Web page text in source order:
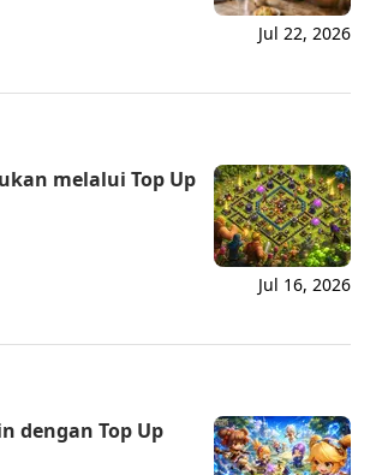
Jul 22, 2026
melalui Top Up
Jul 16, 2026
dengan Top Up